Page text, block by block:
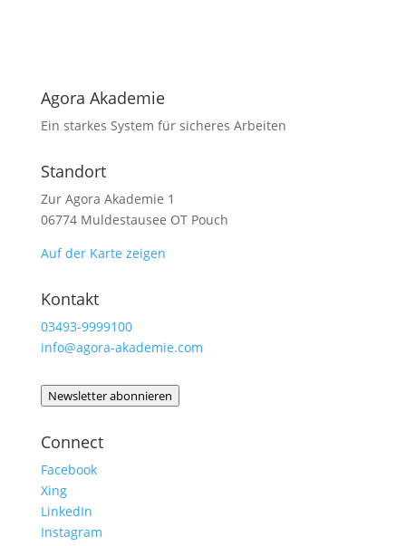
Agora Akademie
Ein starkes System für sicheres Arbeiten
Standort
Zur Agora Akademie 1
06774 Muldestausee OT Pouch
Auf der Karte zeigen
Kontakt
03493-9999100
info@agora-akademie.com
Newsletter abonnieren
Connect
Facebook
Xing
LinkedIn
Instagram